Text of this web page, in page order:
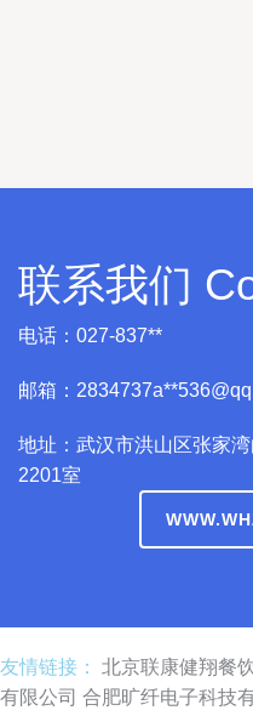
联系我们
电话：027-837**
邮箱：2834737a**
地址：武汉市洪山区张家
2201室
友情链接： 北京联康健翔餐
有限公司 合肥旷纤电子科技